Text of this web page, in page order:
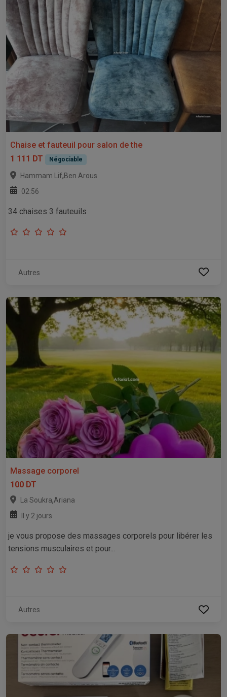
Chaise et fauteuil pour salon de the
1 111 DT
Négociable
Hammam Lif,Ben Arous
02:56
34 chaises 3 fauteuils
Autres
Massage corporel
100 DT
La Soukra,Ariana
Il y 2 jours
je vous propose des massages corporels pour libérer les
tensions musculaires et pour...
Autres